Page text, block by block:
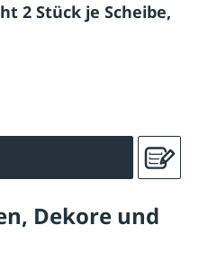
2 Stück je Scheibe,
Dekore und